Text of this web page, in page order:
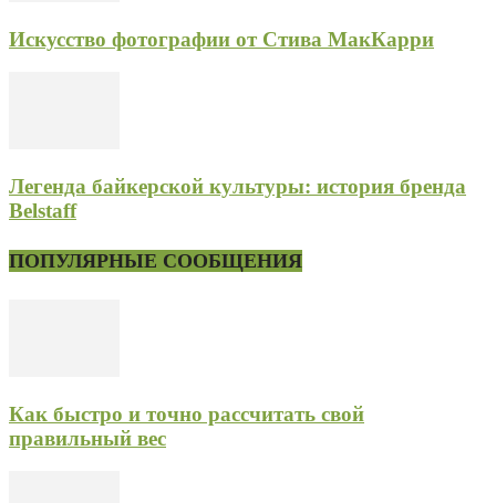
Искусство фотографии от Стива МакКарри
Легенда байкерской культуры: история бренда
Belstaff
ПОПУЛЯРНЫЕ СООБЩЕНИЯ
Как быстро и точно рассчитать свой
правильный вес